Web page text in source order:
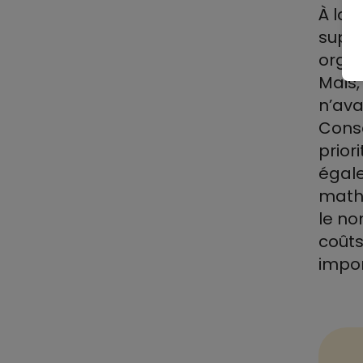
À la
le